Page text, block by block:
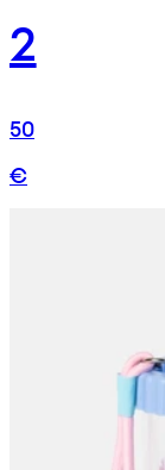
2
50
€